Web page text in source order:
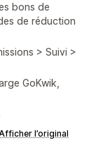
bons de
de réduction
> Suivi >
GoKwik,
l’original